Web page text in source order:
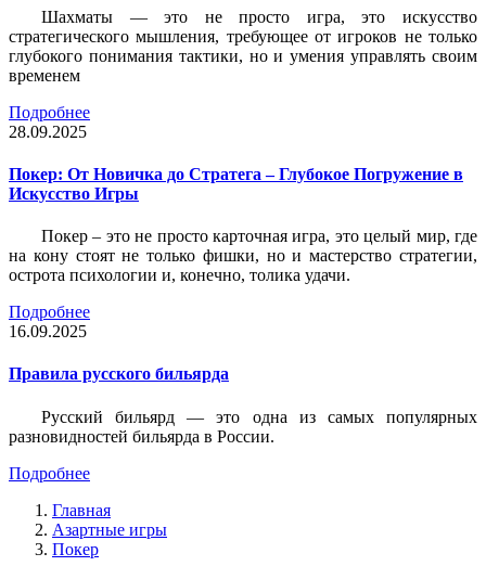
Шахматы — это не просто игра, это искусство
стратегического мышления, требующее от игроков не только
глубокого понимания тактики, но и умения управлять своим
временем
Подробнее
28.09.2025
Покер: От Новичка до Стратега – Глубокое Погружение в
Искусство Игры
Покер – это не просто карточная игра, это целый мир, где
на кону стоят не только фишки, но и мастерство стратегии,
острота психологии и, конечно, толика удачи.
Подробнее
16.09.2025
Правила русского бильярда
Русский бильярд — это одна из самых популярных
разновидностей бильярда в России.
Подробнее
Главная
Азартные игры
Покер